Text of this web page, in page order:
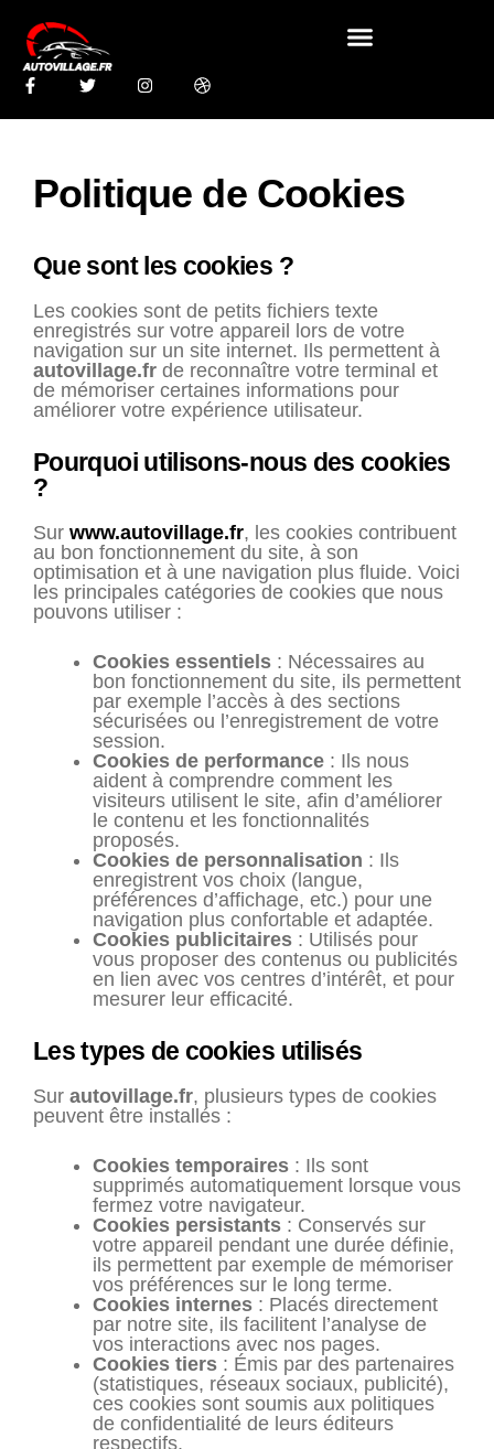
Politique de Cookies
Que sont les cookies ?
Les cookies sont de petits fichiers texte
enregistrés sur votre appareil lors de votre
navigation sur un site internet. Ils permettent à
autovillage.fr de reconnaître votre terminal et
de mémoriser certaines informations pour
améliorer votre expérience utilisateur.
Pourquoi utilisons-nous des cookies
?
Sur www.autovillage.fr, les cookies contribuent
au bon fonctionnement du site, à son
optimisation et à une navigation plus fluide. Voici
les principales catégories de cookies que nous
pouvons utiliser :
Cookies essentiels : Nécessaires au
bon fonctionnement du site, ils permettent
par exemple l’accès à des sections
sécurisées ou l’enregistrement de votre
session.
Cookies de performance : Ils nous
aident à comprendre comment les
visiteurs utilisent le site, afin d’améliorer
le contenu et les fonctionnalités
proposés.
Cookies de personnalisation : Ils
enregistrent vos choix (langue,
préférences d’affichage, etc.) pour une
navigation plus confortable et adaptée.
Cookies publicitaires : Utilisés pour
vous proposer des contenus ou publicités
en lien avec vos centres d’intérêt, et pour
mesurer leur efficacité.
Les types de cookies utilisés
Sur autovillage.fr, plusieurs types de cookies
peuvent être installés :
Cookies temporaires : Ils sont
supprimés automatiquement lorsque vous
fermez votre navigateur.
Cookies persistants : Conservés sur
votre appareil pendant une durée définie,
ils permettent par exemple de mémoriser
vos préférences sur le long terme.
Cookies internes : Placés directement
par notre site, ils facilitent l’analyse de
vos interactions avec nos pages.
Cookies tiers : Émis par des partenaires
(statistiques, réseaux sociaux, publicité),
ces cookies sont soumis aux politiques
de confidentialité de leurs éditeurs
respectifs.